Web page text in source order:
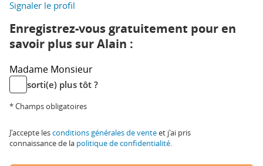
Signaler le profil
Enregistrez-vous gratuitement pour en
savoir plus sur Alain :
Madame Monsieur
sorti(e) plus tôt ?
* Champs obligatoires
J'accepte lesconditions générales de venteet j'ai pris
connaissance de la politique de confidentialité.